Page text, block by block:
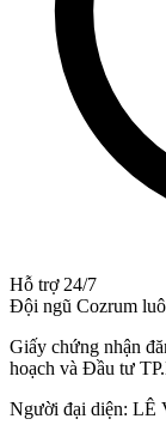
Hỗ trợ 24/7
Đội ngũ Cozrum
Giấy chứng nhận
hoạch và Đầu tư
Người đại diện: